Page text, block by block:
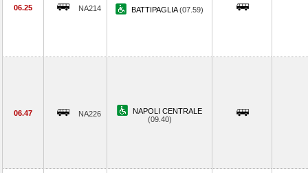
06.25 NA214 BATTIPAGLIA(07.59)
06.47 NA226
NAPOLI CENTRALE
(09.40)